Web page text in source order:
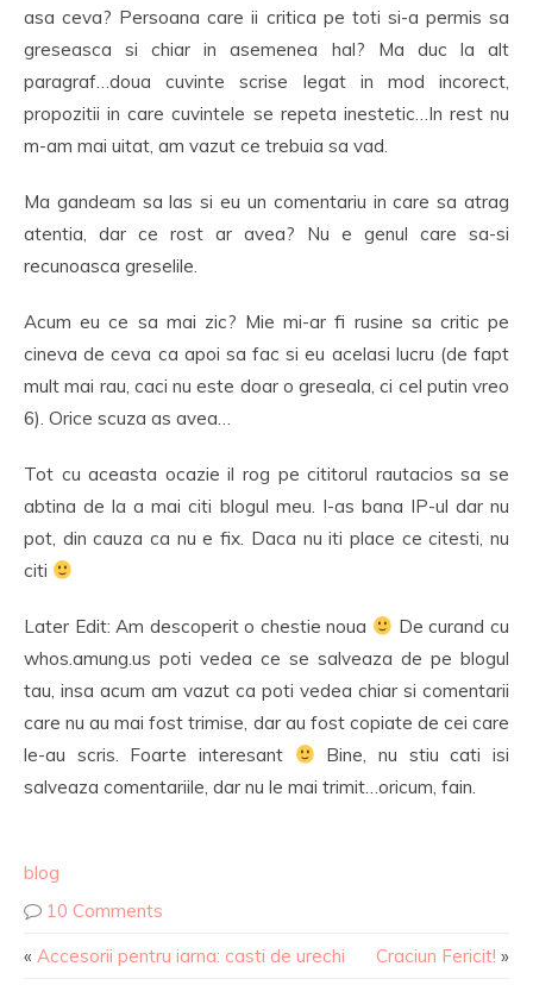
asa ceva? Persoana care ii critica pe toti si-a permis sa
greseasca si chiar in asemenea hal? Ma duc la alt
paragraf…doua cuvinte scrise legat in mod incorect,
propozitii in care cuvintele se repeta inestetic…In rest nu
m-am mai uitat, am vazut ce trebuia sa vad.
Ma gandeam sa las si eu un comentariu in care sa atrag
atentia, dar ce rost ar avea? Nu e genul care sa-si
recunoasca greselile.
Acum eu ce sa mai zic? Mie mi-ar fi rusine sa critic pe
cineva de ceva ca apoi sa fac si eu acelasi lucru (de fapt
mult mai rau, caci nu este doar o greseala, ci cel putin vreo
6). Orice scuza as avea…
Tot cu aceasta ocazie il rog pe cititorul rautacios sa se
abtina de la a mai citi blogul meu. I-as bana IP-ul dar nu
pot, din cauza ca nu e fix. Daca nu iti place ce citesti, nu
citi
Later Edit: Am descoperit o chestie noua
De curand cu
whos.amung.us poti vedea ce se salveaza de pe blogul
tau, insa acum am vazut ca poti vedea chiar si comentarii
care nu au mai fost trimise, dar au fost copiate de cei care
le-au scris. Foarte interesant
Bine, nu stiu cati isi
salveaza comentariile, dar nu le mai trimit…oricum, fain.
blog
10 Comments
« Accesorii pentru iarna: casti de urechi Craciun Fericit! »